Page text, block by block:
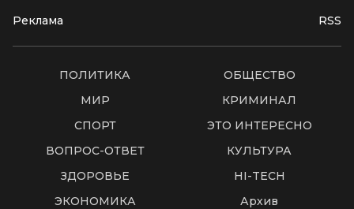
Реклама RSS
ПОЛИТИКА
ОБЩЕСТВО
МИР
КРИМИНАЛ
СПОРТ
ЭТО ИНТЕРЕСНО
ВОПРОС-ОТВЕТ
КУЛЬТУРА
ЗДОРОВЬЕ
HI-TECH
ЭКОНОМИКА
Архив